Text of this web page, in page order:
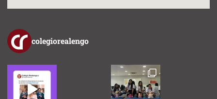
colegiorealengo